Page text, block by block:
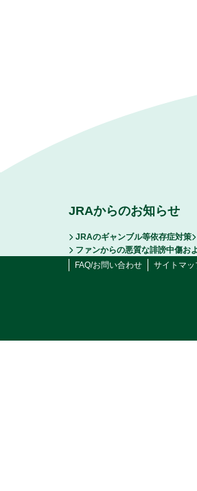
JRAからのお知らせ
JRAのギャンブル等依存症対策
ファンからの悪質な誹謗中傷お
FAQ/お問い合わせ
サイトマッ